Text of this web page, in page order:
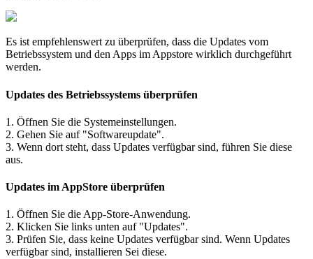
Es ist empfehlenswert zu überprüfen, dass die Updates vom
Betriebssystem und den Apps im Appstore wirklich durchgeführt
werden.
Updates des Betriebssystems überprüfen
1. Öffnen Sie die Systemeinstellungen.
2. Gehen Sie auf "Softwareupdate".
3. Wenn dort steht, dass Updates verfügbar sind, führen Sie diese
aus.
Updates im AppStore überprüfen
1. Öffnen Sie die App-Store-Anwendung.
2. Klicken Sie links unten auf "Updates".
3. Prüfen Sie, dass keine Updates verfügbar sind. Wenn Updates
verfügbar sind, installieren Sei diese.